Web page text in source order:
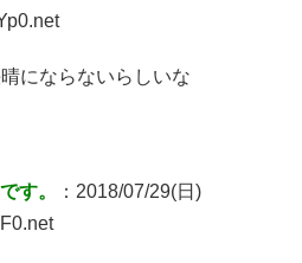
にならないらしいな
す。
：2018/07/29(日)